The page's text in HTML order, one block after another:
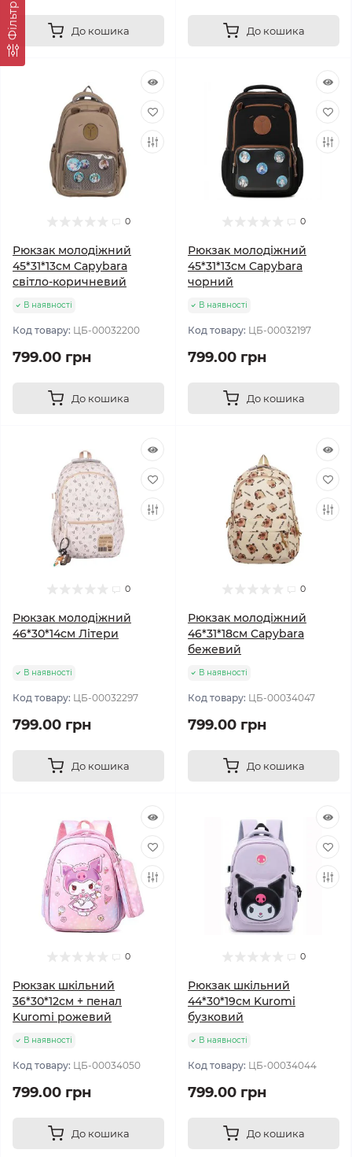
Фільтр До кошика До кошика
0
Рюкзак молодіжний
45*31*13см Capybara
світло-коричневий
В наявності
Код товару: ЦБ-00032200
799.00 грн
До кошика
0
Рюкзак молодіжний
45*31*13см Capybara
чорний
В наявності
Код товару: ЦБ-00032197
799.00 грн
До кошика
0
Рюкзак молодіжний
46*30*14см Літери
В наявності
Код товару: ЦБ-00032297
799.00 грн
До кошика
0
Рюкзак молодіжний
46*31*18см Capybara
бежевий
В наявності
Код товару: ЦБ-00034047
799.00 грн
До кошика
0
Рюкзак шкільний
36*30*12см + пенал
Kuromi рожевий
В наявності
Код товару: ЦБ-00034050
799.00 грн
До кошика
0
Рюкзак шкільний
44*30*19см Kuromi
бузковий
В наявності
Код товару: ЦБ-00034044
799.00 грн
До кошика